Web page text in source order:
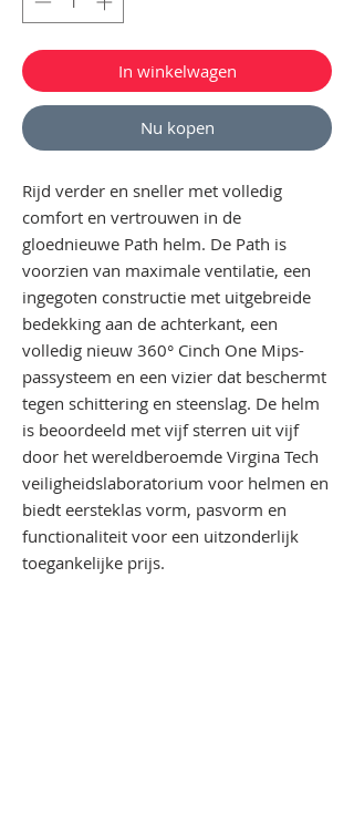
In winkelwagen
Nu kopen
Rijd verder en sneller met volledig
comfort en vertrouwen in de
gloednieuwe Path helm. De Path is
voorzien van maximale ventilatie, een
ingegoten constructie met uitgebreide
bedekking aan de achterkant, een
volledig nieuw 360° Cinch One Mips-
passysteem en een vizier dat beschermt
tegen schittering en steenslag. De helm
is beoordeeld met vijf sterren uit vijf
door het wereldberoemde Virgina Tech
veiligheidslaboratorium voor helmen en
biedt eersteklas vorm, pasvorm en
functionaliteit voor een uitzonderlijk
toegankelijke prijs.